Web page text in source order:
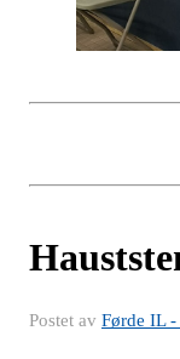
Postet av Førde IL